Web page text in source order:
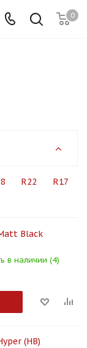
0
R22 R17
Black
в наличии (4)
(HB)